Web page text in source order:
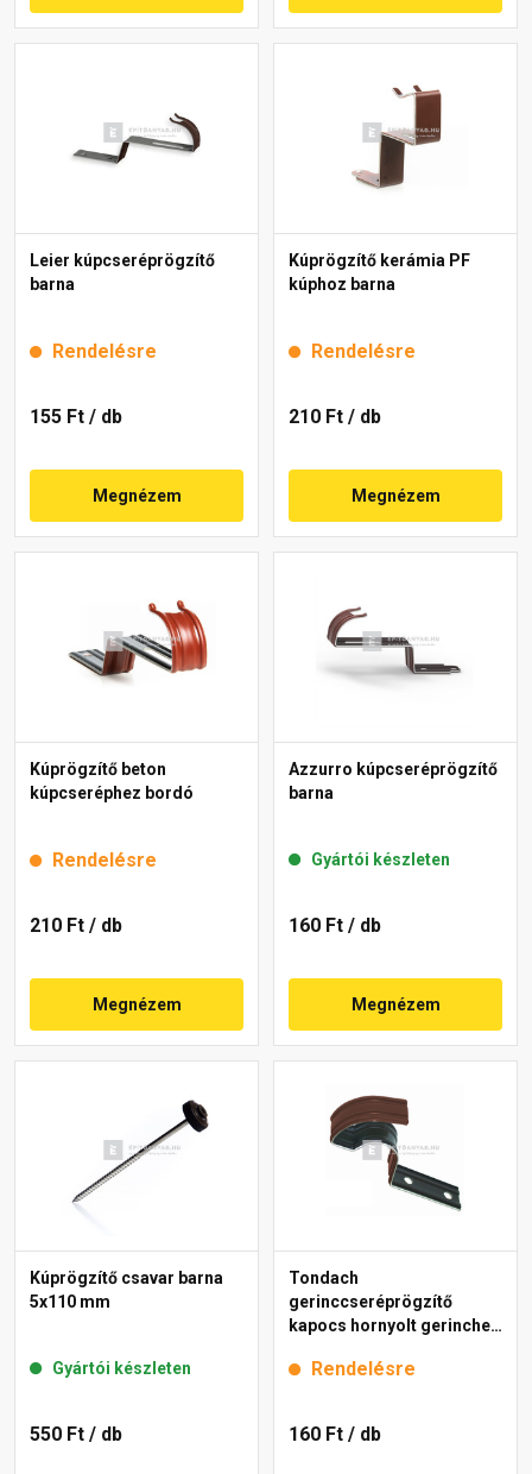
Leier kúpcseréprögzítő
barna
Rendelésre
155 Ft / db
Megnézem
Kúprögzítő kerámia PF
kúphoz barna
Rendelésre
210 Ft / db
Megnézem
Kúprögzítő beton
kúpcseréphez bordó
Rendelésre
210 Ft / db
Megnézem
Azzurro kúpcseréprögzítő
barna
Gyártói készleten
160 Ft / db
Megnézem
Kúprögzítő csavar barna
5x110 mm
Gyártói készleten
550 Ft / db
Tondach
gerinccseréprögzítő
kapocs hornyolt gerinchez
Rendelésre
160 Ft / db